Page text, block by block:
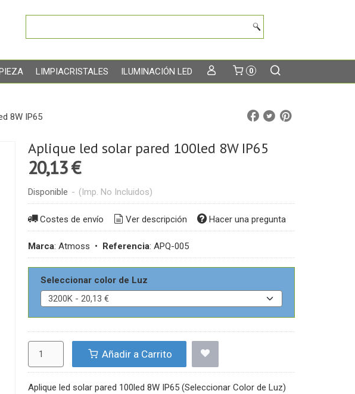
LIMPIACRISTALES ILUMINACIÓN LED 0
8W IP65
Aplique led solar pared 100led 8W IP65
20,13 €
Disponible - (Imp. No Incluidos)
Costes de envío Ver descripción Hacer una pregunta
Marca: Atmoss • Referencia: APQ-005
Seleccionar color de Luz
Añadir a Carrito
Aplique led solar pared 100led 8W IP65 (Seleccionar Color de Luz)